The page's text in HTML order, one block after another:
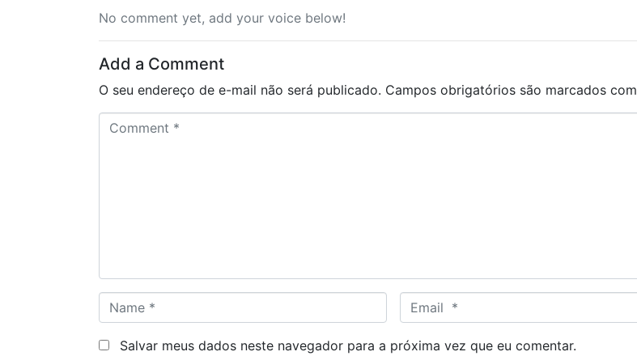
No comment yet, add your voice below!
Add a Comment
O seu endereço de e-mail não será publicado. Campos obrigatórios são marcados com
a
m
m
a
Salvar meus dados neste navegador para a próxima vez que eu comentar.